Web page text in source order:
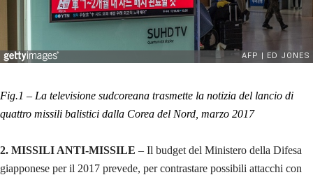
Fig.1 – La televisione sudcoreana trasmette la notizia del lancio di
quattro missili balistici dalla Corea del Nord, marzo 2017
2. MISSILI ANTI-MISSILE – Il budget del Ministero della Difesa
giapponese per il 2017 prevede, per contrastare possibili attacchi con